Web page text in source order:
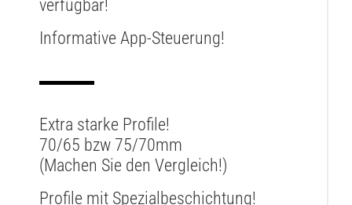
verfügbar!
Informative App-Steuerung!
Extra starke Profile!
70/65 bzw 75/70mm
(Machen Sie den Vergleich!)
Profile mit Spezialbeschichtung!